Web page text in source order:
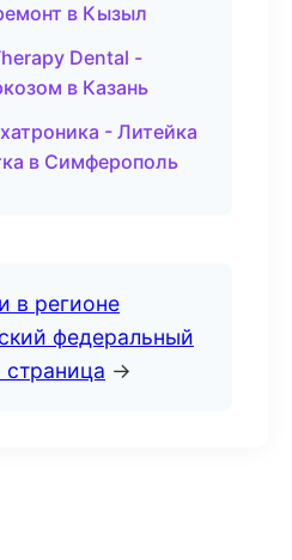
в Кызыл
Dental -
в Казань
- Литейка
в Симферополь
в регионе
федеральный
страница →